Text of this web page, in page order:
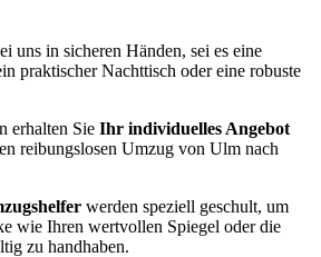
uns in sicheren Händen, sei es eine
praktischer Nachttisch oder eine robuste
erhalten Sie Ihr individuelles Angebot
reibungslosen Umzug von Ulm nach
werden speziell geschult, um
wie Ihren wertvollen Spiegel oder die
zu handhaben.